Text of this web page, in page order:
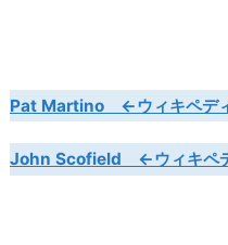
Pat Martino ←ウィキペデ
John Scofield ←ウィキペ